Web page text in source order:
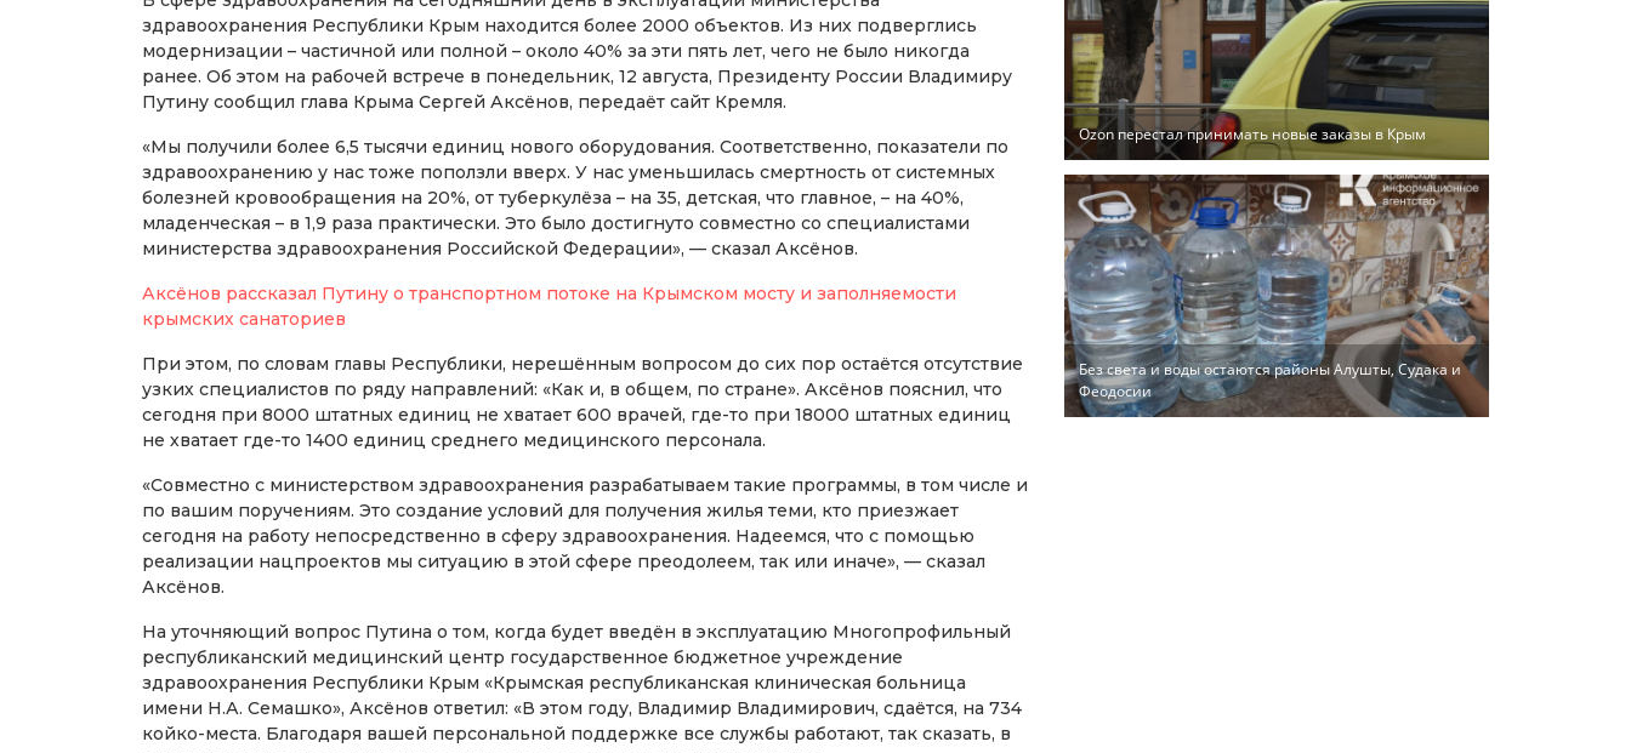
здравоохранения Республики Крым находится более 2000 объектов. Из них подверглись
модернизации – частичной или полной – около 40% за эти пять лет, чего не было никогда
ранее. Об этом на рабочей встрече в понедельник, 12 августа, Президенту России Владимиру
Путину сообщил глава Крыма Сергей Аксёнов, передаёт сайт Кремля.
«Мы получили более 6,5 тысячи единиц нового оборудования. Соответственно, показатели по
здравоохранению у нас тоже поползли вверх. У нас уменьшилась смертность от системных
болезней кровообращения на 20%, от туберкулёза – на 35, детская, что главное, – на 40%,
младенческая – в 1,9 раза практически. Это было достигнуто совместно со специалистами
министерства здравоохранения Российской Федерации», — сказал Аксёнов.
Аксёнов рассказал Путину о транспортном потоке на Крымском мосту и заполняемости
крымских санаториев
При этом, по словам главы Республики, нерешённым вопросом до сих пор остаётся отсутствие
узких специалистов по ряду направлений: «Как и, в общем, по стране». Аксёнов пояснил, что
сегодня при 8000 штатных единиц не хватает 600 врачей, где-то при 18000 штатных единиц
не хватает где-то 1400 единиц среднего медицинского персонала.
«Совместно с министерством здравоохранения разрабатываем такие программы, в том числе и
по вашим поручениям. Это создание условий для получения жилья теми, кто приезжает
сегодня на работу непосредственно в сферу здравоохранения. Надеемся, что с помощью
реализации нацпроектов мы ситуацию в этой сфере преодолеем, так или иначе», — сказал
Аксёнов.
На уточняющий вопрос Путина о том, когда будет введён в эксплуатацию Многопрофильный
республиканский медицинский центр государственное бюджетное учреждение
здравоохранения Республики Крым «Крымская республиканская клиническая больница
имени Н.А. Семашко», Аксёнов ответил: «В этом году, Владимир Владимирович, сдаётся, на 734
койко-места. Благодаря вашей персональной поддержке все службы работают, так сказать, в
Ozon перестал принимать новые заказы в Крым
Без света и воды остаются районы Алушты, Судака и
Феодосии